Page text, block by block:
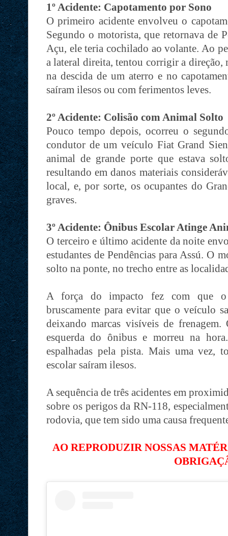
1º Acidente: Capotamento por Sono
O primeiro acidente envolveu o
Segundo o motorista, que retornava de
Açu, ele teria cochilado ao volante. Ao
a lateral direita, tentou corrigir a direção,
na descida de um aterro e no
saíram ilesos ou com ferimentos leves.
2º Acidente: Colisão com Animal Solto
Pouco tempo depois, ocorreu o
condutor de um veículo Fiat Grand
animal de grande porte que estava
resultando em danos materiais
local, e, por sorte, os ocupantes do
graves.
3º Acidente: Ônibus Escolar Atinge
O terceiro e último acidente da noite
estudantes de Pendências para Assú. O
solto na ponte, no trecho entre as
A força do impacto fez com que o
bruscamente para evitar que o veículo
deixando marcas visíveis de
esquerda do ônibus e morreu na
espalhadas pela pista. Mais uma vez,
escolar saíram ilesos.
A sequência de três acidentes em
sobre os perigos da RN-118,
rodovia, que tem sido uma causa
AO REPRODUZIR NOSSAS